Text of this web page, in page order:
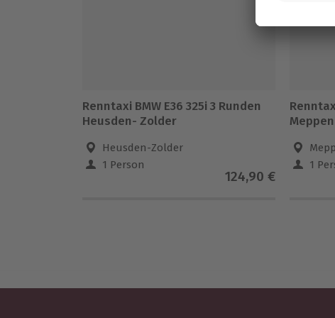
Renntaxi BMW E36 325i 3 Runden
Heusden- Zolder
Heusden-Zolder
1 Person
124,90 €
Meppen
1